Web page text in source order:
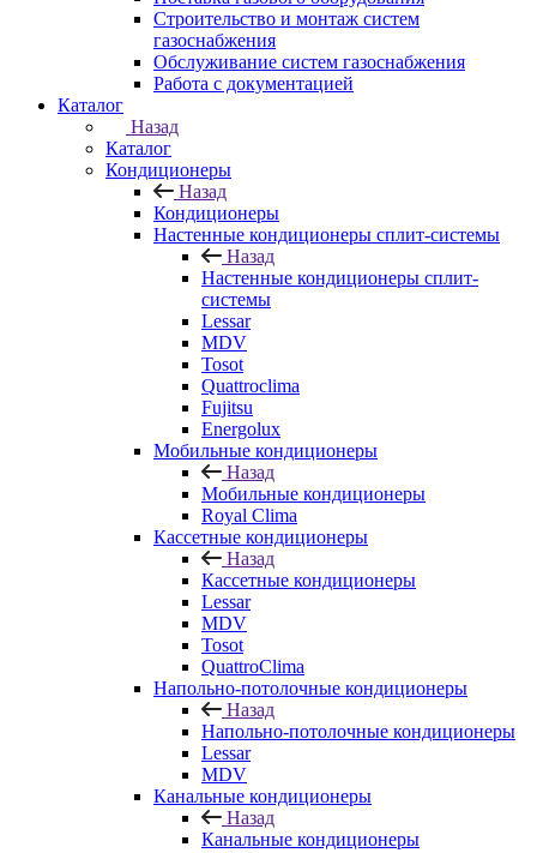
Строительство и монтаж систем
газоснабжения
Обслуживание систем газоснабжения
Работа с документацией
Каталог
Назад
Каталог
Кондиционеры
Назад
Кондиционеры
Настенные кондиционеры сплит-системы
Назад
Настенные кондиционеры сплит-
системы
Lessar
MDV
Tosot
Quattroclima
Fujitsu
Energolux
Мобильные кондиционеры
Назад
Мобильные кондиционеры
Royal Clima
Кассетные кондиционеры
Назад
Кассетные кондиционеры
Lessar
MDV
Tosot
QuattroClima
Напольно-потолочные кондиционеры
Назад
Напольно-потолочные кондиционеры
Lessar
MDV
Канальные кондиционеры
Назад
Канальные кондиционеры